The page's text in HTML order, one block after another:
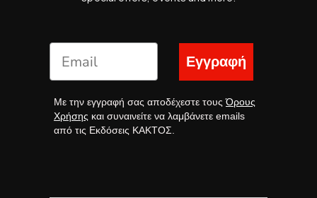
Εγγραφή
Με την εγγραφή σας αποδέχεστε τουςΌρους
Χρήσης και συναινείτε να λαμβάνετε emails
από τις Εκδόσεις ΚΑΚΤΟΣ.